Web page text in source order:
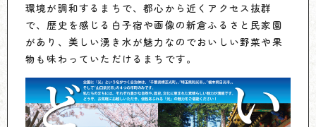
環境が調和するまちで、都心から近くアクセス抜群
で、歴史を感じる白子宿や画像の新倉ふるさと民家園
があり、美しい湧き水が魅力なのでおいしい野菜や果
物も味わっていただけるまちです。